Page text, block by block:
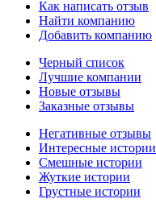
Как написать отзыв
Найти компанию
Добавить компанию
Черный список
Лучшие компании
Новые отзывы
Заказные отзывы
Негативные отзывы
Интересные истории
Смешные истории
Жуткие истории
Грустные истории